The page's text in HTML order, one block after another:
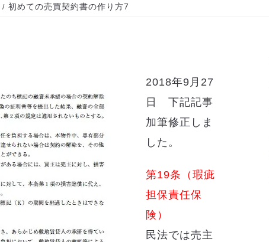
初めての売買契約書の作り方7
2018年9月27
日 下記記事
加筆修正しま
した。
第19条（瑕疵
担保責任保
険）
民法では売主